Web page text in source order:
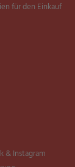
für den Einkauf
& Instagram